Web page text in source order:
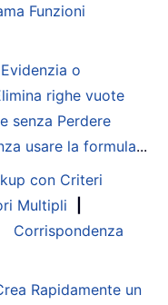
Funzioni
o
righe vuote
senza Perdere
usare la formula...
con Criteri
Multipli
Corrispondenza
Rapidamente un